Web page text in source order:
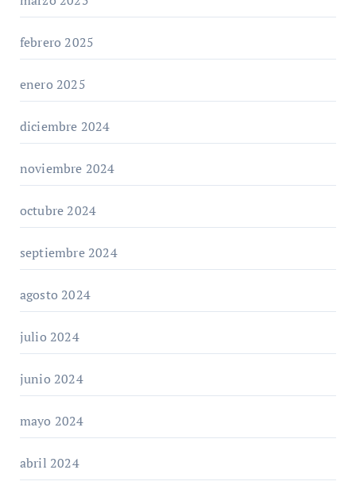
febrero 2025
enero 2025
diciembre 2024
noviembre 2024
octubre 2024
septiembre 2024
agosto 2024
julio 2024
junio 2024
mayo 2024
abril 2024